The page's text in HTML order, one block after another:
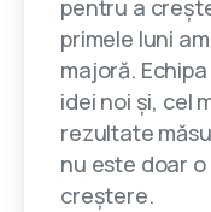
pentru a
primele luni
majoră.
idei noi și, cel
rezultate
nu este doar
creștere.